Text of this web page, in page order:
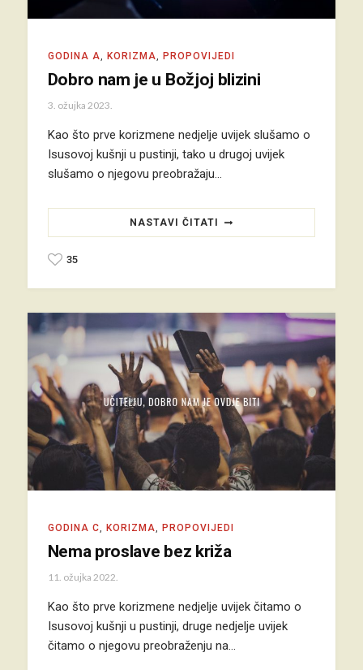
GODINA A, KORIZMA, PROPOVIJEDI
Dobro nam je u Božjoj blizini
3. ožujka 2023.
Kao što prve korizmene nedjelje uvijek slušamo o
Isusovoj kušnji u pustinji, tako u drugoj uvijek
slušamo o njegovu preobražaju…
NASTAVI ČITATI
35
GODINA C KORIZMA PROPOVIJEDI
Nema proslave bez križa
11. ožujka 2022.
Kao što prve korizmene nedjelje uvijek čitamo o
Isusovoj kušnji u pustinji, druge nedjelje uvijek
čitamo o njegovu preobraženju na…